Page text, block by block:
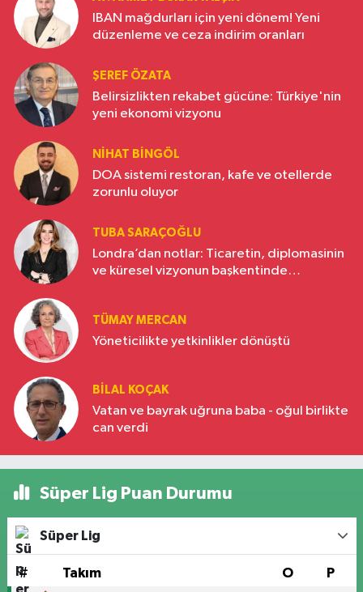
IBAN mağdurları için yeni dönem! Yeni
düzenleme ve ceza indirim oranları
ŞEREF ÖZATA
Belirsizlikten rekabet gücüne: Türkiye'nin
yeni ekonomi vizyonu
NIHAT BINGÖL
DOA sistemi restoran, kafe ve otellerde
zorunlu oluyor
TUBA SARAÇOĞLU
Londra’dan notlar: Ticaretin, diplomasinin
ve küresel vizyonun başkentinde
TÜMAY MERCAN
Yöneticilikte yetkinlikler dönüştü
BILAL KOÇAK
Vatan ve bayrak uğruna baba - oğul birlikte
can verdi
Süper Lig Puan Durumu
Süper Lig
# Takım O P